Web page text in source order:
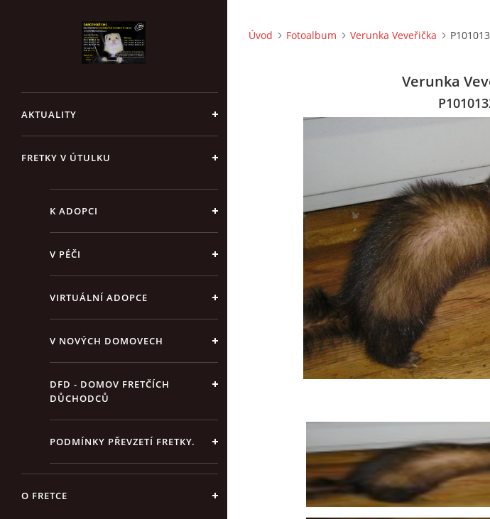
AKTUALITY
FRETKY V ÚTULKU
K ADOPCI
V PÉČI
VIRTUÁLNÍ ADOPCE
V NOVÝCH DOMOVECH
DFD - DOMOV FRETČÍCH
DŮCHODCŮ
PODMÍNKY PŘEVZETÍ FRETKY.
O FRETCE
Úvod Fotoalbum Verunka Veveřička
Verunka